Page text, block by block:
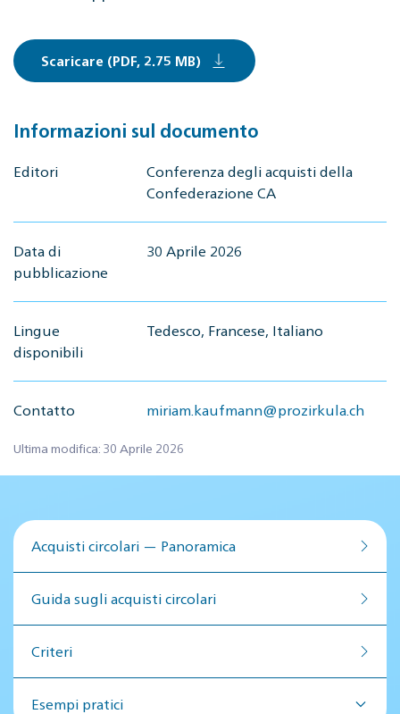
Scaricare (PDF, 2.75 MB)
Informazioni sul documento
Editori
Conferenza degli acquisti della
Confederazione CA
Data di
pubblicazione
30 Aprile 2026
Lingue
disponibili
Tedesco, Francese, Italiano
Contatto miriam.kaufmann@prozirkula.ch
Ultima modifica: 30 Aprile 2026
Acquisti circolari — Panoramica
Guida sugli acquisti circolari
Criteri
Esempi pratici